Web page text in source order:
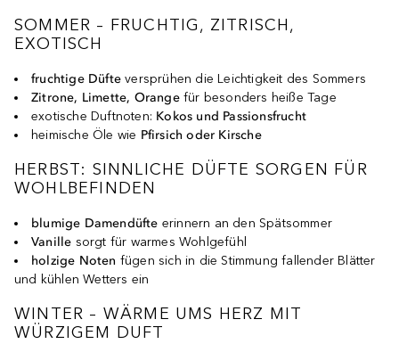
SOMMER – FRUCHTIG, ZITRISCH,
EXOTISCH
fruchtige Düfte versprühen die Leichtigkeit des Sommers
Zitrone, Limette, Orangefür besonders heiße Tage
exotische Duftnoten: Kokos und Passionsfrucht
heimische Öle wie Pfirsich oder Kirsche
HERBST: SINNLICHE DÜFTE SORGEN FÜR
WOHLBEFINDEN
blumige Damendüfte erinnern an den Spätsommer
Vanille sorgt für warmes Wohlgefühl
holzige Noten fügen sich in die Stimmung fallender Blätter
und kühlen Wetters ein
WINTER – WÄRME UMS HERZ MIT
WÜRZIGEM DUFT